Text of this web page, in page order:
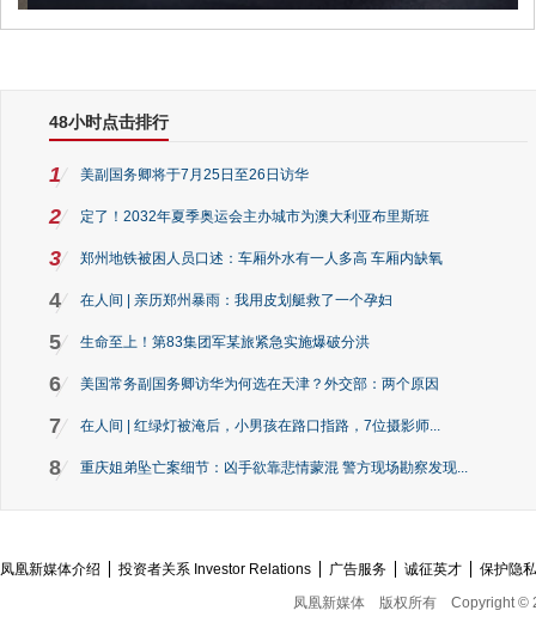
48小时点击排行
1 美副国务卿将于7月25日至26日访华
2 定了！2032年夏季奥运会主办城市为澳大利亚布里斯班
3 郑州地铁被困人员口述：车厢外水有一人多高 车厢内缺氧
4 在人间 | 亲历郑州暴雨：我用皮划艇救了一个孕妇
5 生命至上！第83集团军某旅紧急实施爆破分洪
6 美国常务副国务卿访华为何选在天津？外交部：两个原因
7 在人间 | 红绿灯被淹后，小男孩在路口指路，7位摄影师...
8 重庆姐弟坠亡案细节：凶手欲靠悲情蒙混 警方现场勘察发现...
凤凰新媒体介绍 投资者关系 Investor Relations 广告服务 诚征英才
保护隐
凤凰新媒体
版权所有 Copyright ©